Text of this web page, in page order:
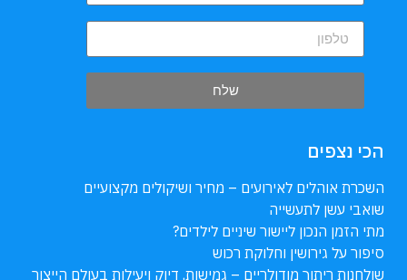
שלח
הכי נצפים
השכרת אוהלים לאירועים – מחיר ושיקולים מקצועיים
שואבי עשן לתעשייה
מתי הזמן הנכון ליישור שיניים לילדים?
סיפור על גירושין וחלוקת רכוש
שולחנות ריתוך מודולריים – גמישות, דיוק ויעילות בעולם הייצור